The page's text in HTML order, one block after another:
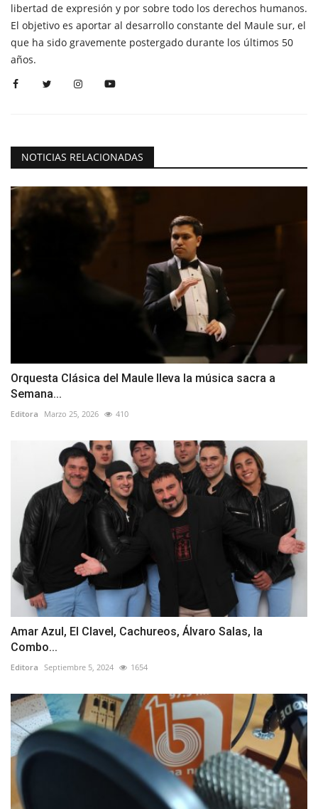
libertad de expresión y por sobre todo los derechos humanos.
El objetivo es aportar al desarrollo constante del Maule sur, el
que ha sido gravemente postergado durante los últimos 50
años.
NOTICIAS RELACIONADAS
Orquesta Clásica del Maule lleva la música sacra a
Semana...
Editora Marzo 25, 2026 410
Amar Azul, El Clavel, Cachureos, Álvaro Salas, la
Combo...
Editora Septiembre 5, 2024 1654